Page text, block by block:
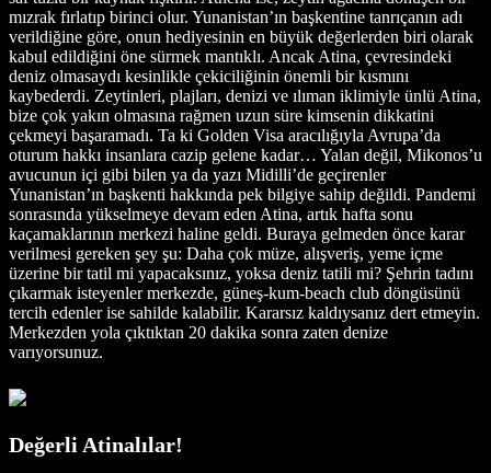
mızrak fırlatıp birinci olur. Yunanistan’ın başkentine tanrıçanın adı
verildiğine göre, onun hediyesinin en büyük değerlerden biri olarak
kabul edildiğini öne sürmek mantıklı. Ancak Atina, çevresindeki
deniz olmasaydı kesinlikle çekiciliğinin önemli bir kısmını
kaybederdi. Zeytinleri, plajları, denizi ve ılıman iklimiyle ünlü Atina,
bize çok yakın olmasına rağmen uzun süre kimsenin dikkatini
çekmeyi başaramadı. Ta ki Golden Visa aracılığıyla Avrupa’da
oturum hakkı insanlara cazip gelene kadar… Yalan değil, Mikonos’u
avucunun içi gibi bilen ya da yazı Midilli’de geçirenler
Yunanistan’ın başkenti hakkında pek bilgiye sahip değildi. Pandemi
sonrasında yükselmeye devam eden Atina, artık hafta sonu
kaçamaklarının merkezi haline geldi. Buraya gelmeden önce karar
verilmesi gereken şey şu: Daha çok müze, alışveriş, yeme içme
üzerine bir tatil mi yapacaksınız, yoksa deniz tatili mi? Şehrin tadını
çıkarmak isteyenler merkezde, güneş-kum-beach club döngüsünü
tercih edenler ise sahilde kalabilir. Kararsız kaldıysanız dert etmeyin.
Merkezden yola çıktıktan 20 dakika sonra zaten denize
varıyorsunuz.
Değerli Atinalılar!